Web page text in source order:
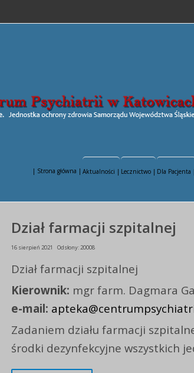
| Strona główna | Aktualności | Lecznictwo | Dla Pacjenta |
Dział farmacji szpitalnej
16 sierpień 2021 Odsłony: 20008
Dział farmacji szpitalnej
Kierownik: mgr farm. Dagmara
e-mail:
Zadaniem działu farmacji
środki dezynfekcyjne wszystkich